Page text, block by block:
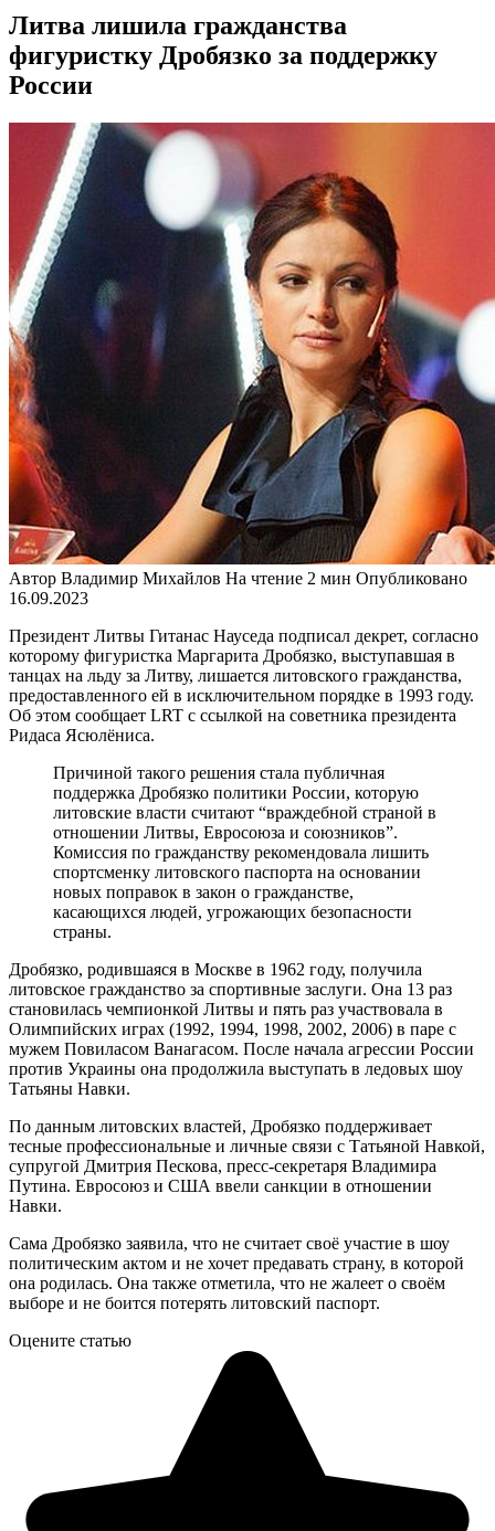
Литва лишила гражданства
фигуристку Дробязко за поддержку
России
Автор Владимир Михайлов На чтение 2 мин Опубликовано
16.09.2023
Президент Литвы Гитанас Науседа подписал декрет, согласно
которому фигуристка Маргарита Дробязко, выступавшая в
танцах на льду за Литву, лишается литовского гражданства,
предоставленного ей в исключительном порядке в 1993 году.
Об этом сообщает LRT с ссылкой на советника президента
Ридаса Ясюлёниса.
Причиной такого решения стала публичная
поддержка Дробязко политики России, которую
литовские власти считают “враждебной страной в
отношении Литвы, Евросоюза и союзников”.
Комиссия по гражданству рекомендовала лишить
спортсменку литовского паспорта на основании
новых поправок в закон о гражданстве,
касающихся людей, угрожающих безопасности
страны.
Дробязко, родившаяся в Москве в 1962 году, получила
литовское гражданство за спортивные заслуги. Она 13 раз
становилась чемпионкой Литвы и пять раз участвовала в
Олимпийских играх (1992, 1994, 1998, 2002, 2006) в паре с
мужем Повиласом Ванагасом. После начала агрессии России
против Украины она продолжила выступать в ледовых шоу
Татьяны Навки.
По данным литовских властей, Дробязко поддерживает
тесные профессиональные и личные связи с Татьяной Навкой,
супругой Дмитрия Пескова, пресс-секретаря Владимира
Путина. Евросоюз и США ввели санкции в отношении
Навки.
Сама Дробязко заявила, что не считает своё участие в шоу
политическим актом и не хочет предавать страну, в которой
она родилась. Она также отметила, что не жалеет о своём
выборе и не боится потерять литовский паспорт.
Оцените статью